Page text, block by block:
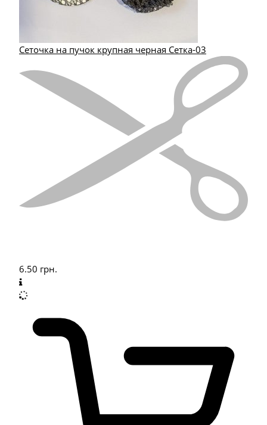
Сеточка на пучок крупная черная Сетка-03
6.50 грн.